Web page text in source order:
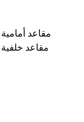
مقاعد
مقاعد